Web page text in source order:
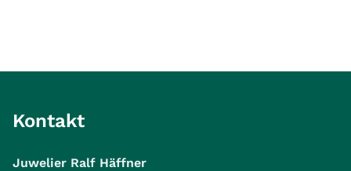
Kontakt
Juwelier Ralf Häffner